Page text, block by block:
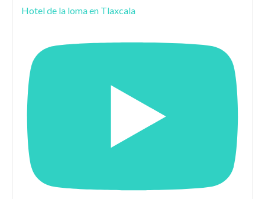
Hotel de la loma en Tlaxcala